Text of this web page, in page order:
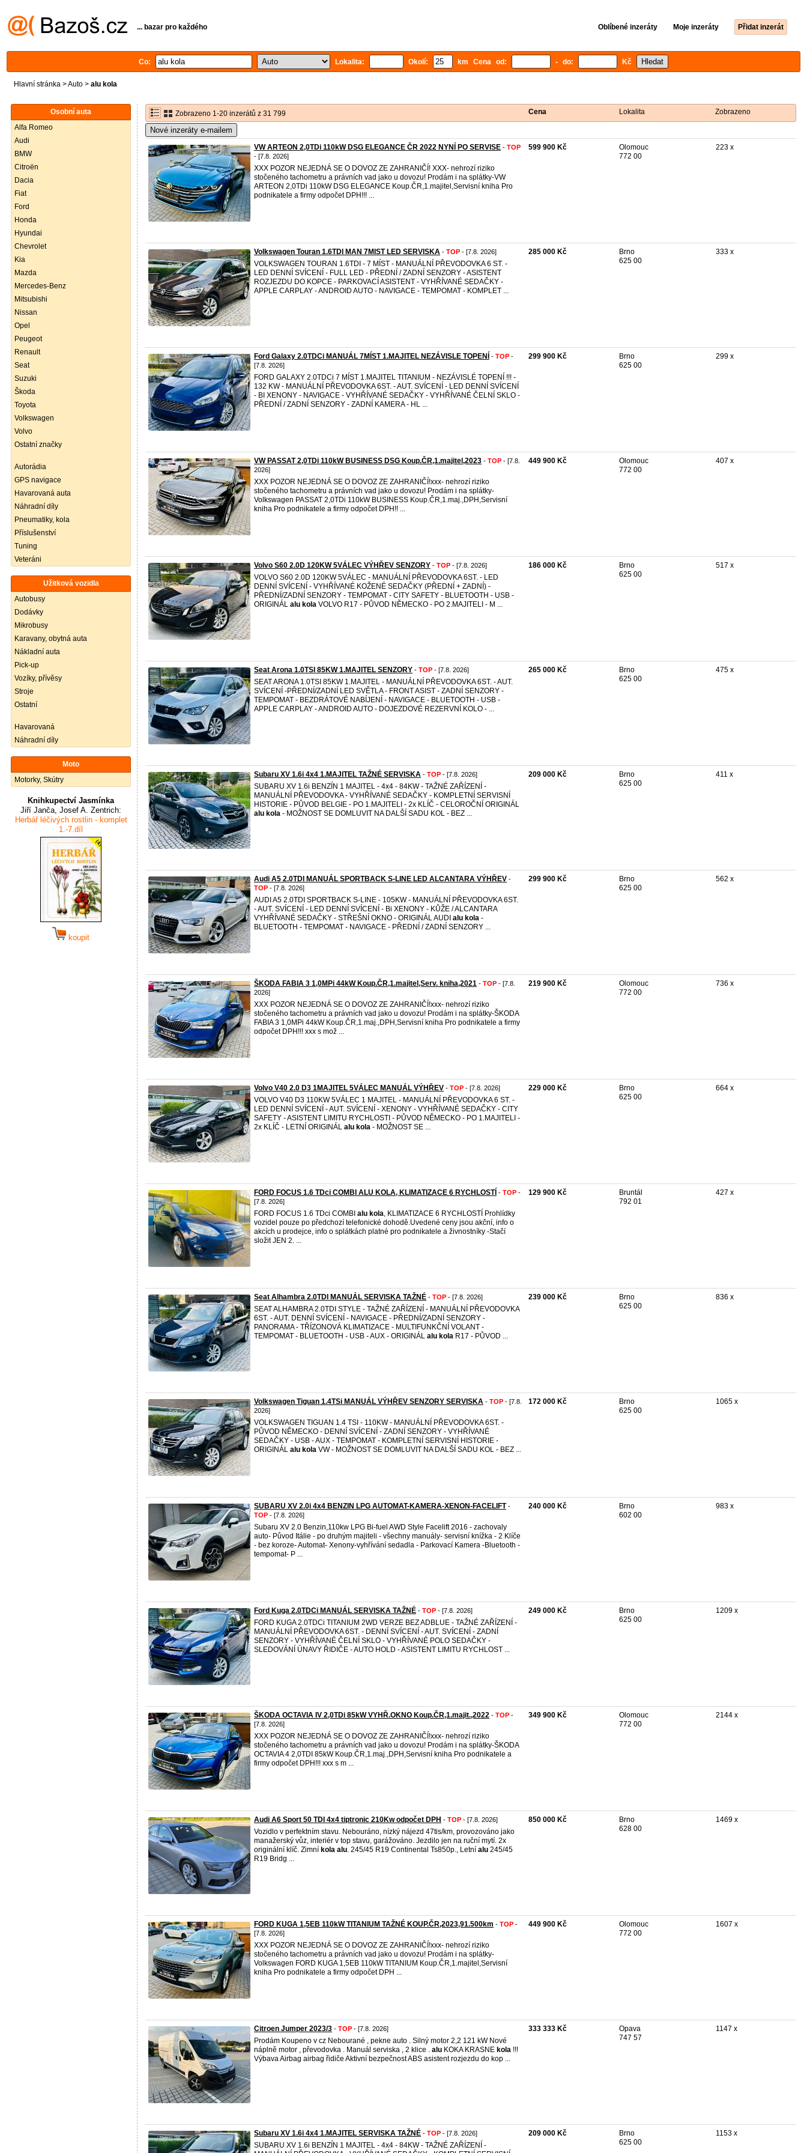
... bazar pro každého Oblíbené inzeráty Moje inzeráty Přidat inzerát
Co: Lokalita: Okolí: km Cena od: - do: Kč
Hlavní stránka >Auto > alu kola
Osobní auta
Alfa Romeo
Audi
BMW
Citroën
Dacia
Fiat
Ford
Honda
Hyundai
Chevrolet
Kia
Mazda
Mercedes-Benz
Mitsubishi
Nissan
Opel
Peugeot
Renault
Seat
Suzuki
Škoda
Toyota
Volkswagen
Volvo
Ostatní značky
Autorádia
GPS navigace
Havarovaná auta
Náhradní díly
Pneumatiky, kola
Příslušenství
Tuning
Veteráni
Užitková vozidla
Autobusy
Dodávky
Mikrobusy
Karavany, obytná auta
Nákladní auta
Pick-up
Vozíky, přívěsy
Stroje
Ostatní
Havarovaná
Náhradní díly
Moto
Motorky, Skútry
Knihkupectví Jasmínka
Jiří Janča, Josef A. Zentrich:
Herbář léčivých rostlin - komplet
1.-7.díl
koupit
Zobrazeno 1-20 inzerátů z 31 799 Cena Lokalita Zobrazeno
Nové inzeráty e-mailem
VW ARTEON 2,0TDi 110kW DSG ELEGANCE ČR 2022 NYNÍ PO SERVISE - TOP
- [7.8. 2026]
XXX POZOR NEJEDNÁ SE O DOVOZ ZE ZAHRANIČÍ! XXX- nehrozí riziko
stočeného tachometru a právních vad jako u dovozu! Prodám i na splátky-VW
ARTEON 2,0TDi 110kW DSG ELEGANCE Koup.ČR,1.majitel,Servisní kniha Pro
podnikatele a firmy odpočet DPH!!! ...
599 900 Kč
Olomouc
772 00
223 x
Volkswagen Touran 1.6TDI MAN 7MIST LED SERVISKA - TOP - [7.8. 2026]
VOLKSWAGEN TOURAN 1.6TDI - 7 MÍST - MANUÁLNÍ PŘEVODOVKA 6 ST. -
LED DENNÍ SVÍCENÍ - FULL LED - PŘEDNÍ / ZADNÍ SENZORY - ASISTENT
ROZJEZDU DO KOPCE - PARKOVACÍ ASISTENT - VYHŘÍVANÉ SEDAČKY -
APPLE CARPLAY - ANDROID AUTO - NAVIGACE - TEMPOMAT - KOMPLET ...
285 000 Kč
Brno
625 00
333 x
Ford Galaxy 2.0TDCi MANUÁL 7MÍST 1.MAJITEL NEZÁVISLE TOPENÍ - TOP -
[7.8. 2026]
FORD GALAXY 2.0TDCi 7 MÍST 1.MAJITEL TITANIUM - NEZÁVISLÉ TOPENÍ !!! -
132 KW - MANUÁLNÍ PŘEVODOVKA 6ST. - AUT. SVÍCENÍ - LED DENNÍ SVÍCENÍ
- BI XENONY - NAVIGACE - VYHŘÍVANÉ SEDAČKY - VYHŘÍVANÉ ČELNÍ SKLO -
PŘEDNÍ / ZADNÍ SENZORY - ZADNÍ KAMERA - HL ...
299 900 Kč
Brno
625 00
299 x
VW PASSAT 2,0TDi 110kW BUSINESS DSG Koup.ČR,1.majitel,2023 - TOP - [7.8.
2026]
XXX POZOR NEJEDNÁ SE O DOVOZ ZE ZAHRANIČÍ!xxx- nehrozí riziko
stočeného tachometru a právních vad jako u dovozu! Prodám i na splátky-
Volkswagen PASSAT 2,0TDi 110kW BUSINESS Koup.ČR,1.maj.,DPH,Servisní
kniha Pro podnikatele a firmy odpočet DPH!! ...
449 900 Kč
Olomouc
772 00
407 x
Volvo S60 2.0D 120KW 5VÁLEC VÝHŘEV SENZORY - TOP - [7.8. 2026]
VOLVO S60 2.0D 120KW 5VÁLEC - MANUÁLNÍ PŘEVODOVKA 6ST. - LED
DENNÍ SVÍCENÍ - VYHŘÍVANÉ KOŽENÉ SEDAČKY (PŘEDNÍ + ZADNÍ) -
PŘEDNÍ/ZADNÍ SENZORY - TEMPOMAT - CITY SAFETY - BLUETOOTH - USB -
ORIGINÁL alu kola VOLVO R17 - PŮVOD NĚMECKO - PO 2.MAJITELI - M ...
186 000 Kč
Brno
625 00
517 x
Seat Arona 1.0TSI 85KW 1.MAJITEL SENZORY - TOP - [7.8. 2026]
SEAT ARONA 1.0TSI 85KW 1.MAJITEL - MANUÁLNÍ PŘEVODOVKA 6ST. - AUT.
SVÍCENÍ -PŘEDNÍ/ZADNÍ LED SVĚTLA - FRONT ASIST - ZADNÍ SENZORY -
TEMPOMAT - BEZDRÁTOVÉ NABÍJENÍ - NAVIGACE - BLUETOOTH - USB -
APPLE CARPLAY - ANDROID AUTO - DOJEZDOVÉ REZERVNÍ KOLO - ...
265 000 Kč
Brno
625 00
475 x
Subaru XV 1.6i 4x4 1.MAJITEL TAŽNÉ SERVISKA - TOP - [7.8. 2026]
SUBARU XV 1.6i BENZÍN 1 MAJITEL - 4x4 - 84KW - TAŽNÉ ZAŘÍZENÍ -
MANUÁLNÍ PŘEVODOVKA - VYHŘÍVANÉ SEDAČKY - KOMPLETNÍ SERVISNÍ
HISTORIE - PŮVOD BELGIE - PO 1.MAJITELI - 2x KLÍČ - CELOROČNÍ ORIGINÁL
alu kola - MOŽNOST SE DOMLUVIT NA DALŠÍ SADU KOL - BEZ ...
209 000 Kč
Brno
625 00
411 x
Audi A5 2.0TDI MANUÁL SPORTBACK S-LINE LED ALCANTARA VÝHŘEV -
TOP - [7.8. 2026]
AUDI A5 2.0TDI SPORTBACK S-LINE - 105KW - MANUÁLNÍ PŘEVODOVKA 6ST.
- AUT. SVÍCENÍ - LED DENNÍ SVÍCENÍ - Bi XENONY - KŮŽE / ALCANTARA
VYHŘÍVANÉ SEDAČKY - STŘEŠNÍ OKNO - ORIGINÁL AUDI alu kola -
BLUETOOTH - TEMPOMAT - NAVIGACE - PŘEDNÍ / ZADNÍ SENZORY ...
299 900 Kč
Brno
625 00
562 x
ŠKODA FABIA 3 1,0MPi 44kW Koup.ČR,1.majitel,Serv. kniha,2021 - TOP - [7.8.
2026]
XXX POZOR NEJEDNÁ SE O DOVOZ ZE ZAHRANIČÍ!xxx- nehrozí riziko
stočeného tachometru a právních vad jako u dovozu! Prodám i na splátky-ŠKODA
FABIA 3 1,0MPi 44kW Koup.ČR,1.maj.,DPH,Servisní kniha Pro podnikatele a firmy
odpočet DPH!!! xxx s mož ...
219 900 Kč
Olomouc
772 00
736 x
Volvo V40 2.0 D3 1MAJITEL 5VÁLEC MANUÁL VÝHŘEV - TOP - [7.8. 2026]
VOLVO V40 D3 110KW 5VÁLEC 1 MAJITEL - MANUÁLNÍ PŘEVODOVKA 6 ST. -
LED DENNÍ SVÍCENÍ - AUT. SVÍCENÍ - XENONY - VYHŘÍVANÉ SEDAČKY - CITY
SAFETY - ASISTENT LIMITU RYCHLOSTI - PŮVOD NĚMECKO - PO 1.MAJITELI -
2x KLÍČ - LETNÍ ORIGINÁL alu kola - MOŽNOST SE ...
229 000 Kč
Brno
625 00
664 x
FORD FOCUS 1.6 TDci COMBI ALU KOLA, KLIMATIZACE 6 RYCHLOSTÍ - TOP -
[7.8. 2026]
FORD FOCUS 1.6 TDci COMBI alu kola, KLIMATIZACE 6 RYCHLOSTÍ Prohlídky
vozidel pouze po předchozí telefonické dohodě.Uvedené ceny jsou akční, info o
akcích u prodejce, info o splátkách platné pro podnikatele a živnostníky -Stačí
složit JEN 2. ...
129 900 Kč
Bruntál
792 01
427 x
Seat Alhambra 2.0TDI MANUÁL SERVISKA TAŽNÉ - TOP - [7.8. 2026]
SEAT ALHAMBRA 2.0TDI STYLE - TAŽNÉ ZAŘÍZENÍ - MANUÁLNÍ PŘEVODOVKA
6ST. - AUT. DENNÍ SVÍCENÍ - NAVIGACE - PŘEDNÍ/ZADNÍ SENZORY -
PANORAMA - TŘÍZONOVÁ KLIMATIZACE - MULTIFUNKČNÍ VOLANT -
TEMPOMAT - BLUETOOTH - USB - AUX - ORIGINÁL alu kola R17 - PŮVOD ...
239 000 Kč
Brno
625 00
836 x
Volkswagen Tiguan 1.4TSi MANUÁL VÝHŘEV SENZORY SERVISKA - TOP - [7.8.
2026]
VOLKSWAGEN TIGUAN 1.4 TSI - 110KW - MANUÁLNÍ PŘEVODOVKA 6ST. -
PŮVOD NĚMECKO - DENNÍ SVÍCENÍ - ZADNÍ SENZORY - VYHŘÍVANÉ
SEDAČKY - USB - AUX - TEMPOMAT - KOMPLETNÍ SERVISNÍ HISTORIE -
ORIGINÁL alu kola VW - MOŽNOST SE DOMLUVIT NA DALŠÍ SADU KOL - BEZ ...
172 000 Kč
Brno
625 00
1065 x
SUBARU XV 2.0i 4x4 BENZIN LPG AUTOMAT-KAMERA-XENON-FACELIFT-
TOP - [7.8. 2026]
Subaru XV 2.0 Benzin,110kw LPG Bi-fuel AWD Style Facelift 2016 - zachovaly
auto- Původ Itálie - po druhým majiteli - všechny manuály- servisní knížka - 2 Klíče
- bez koroze- Automat- Xenony-vyhřívání sedadla - Parkovací Kamera -Bluetooth -
tempomat- P ...
240 000 Kč
Brno
602 00
983 x
Ford Kuga 2.0TDCi MANUÁL SERVISKA TAŽNÉ - TOP - [7.8. 2026]
FORD KUGA 2.0TDCi TITANIUM 2WD VERZE BEZ ADBLUE - TAŽNÉ ZAŘÍZENÍ -
MANUÁLNÍ PŘEVODOVKA 6ST. - DENNÍ SVÍCENÍ - AUT. SVÍCENÍ - ZADNÍ
SENZORY - VYHŘÍVANÉ ČELNÍ SKLO - VYHŘÍVANÉ POLO SEDAČKY -
SLEDOVÁNÍ ÚNAVY ŘIDIČE - AUTO HOLD - ASISTENT LIMITU RYCHLOST ...
249 000 Kč
Brno
625 00
1209 x
ŠKODA OCTAVIA IV 2,0TDi 85kW VYHŘ.OKNO Koup.ČR,1.majit.,2022 - TOP -
[7.8. 2026]
XXX POZOR NEJEDNÁ SE O DOVOZ ZE ZAHRANIČÍ!xxx- nehrozí riziko
stočeného tachometru a právních vad jako u dovozu! Prodám i na splátky-ŠKODA
OCTAVIA 4 2,0TDI 85kW Koup.ČR,1.maj.,DPH,Servisní kniha Pro podnikatele a
firmy odpočet DPH!!! xxx s m ...
349 900 Kč
Olomouc
772 00
2144 x
Audi A6 Sport 50 TDI 4x4 tiptronic 210Kw odpočet DPH - TOP - [7.8. 2026]
Vozidlo v perfektním stavu. Nebouráno, nízký nájezd 47tis/km, provozováno jako
manažerský vůz, interiér v top stavu, garážováno. Jezdilo jen na ruční mytí. 2x
originální klíč. Zimní kola alu. 245/45 R19 Continental Ts850p., Letní alu 245/45
R19 Bridg ...
850 000 Kč
Brno
628 00
1469 x
FORD KUGA 1,5EB 110kW TITANIUM TAŽNÉ KOUP.ČR,2023,91.500km - TOP -
[7.8. 2026]
XXX POZOR NEJEDNÁ SE O DOVOZ ZE ZAHRANIČÍ!xxx- nehrozí riziko
stočeného tachometru a právních vad jako u dovozu! Prodám i na splátky-
Volkswagen FORD KUGA 1,5EB 110kW TITANIUM Koup.ČR,1.majitel,Servisní
kniha Pro podnikatele a firmy odpočet DPH ...
449 900 Kč
Olomouc
772 00
1607 x
Citroen Jumper 2023/3 - TOP - [7.8. 2026]
Prodám Koupeno v cz Nebourané , pekne auto . Silný motor 2,2 121 kW Nové
náplně motor , převodovka . Manuál serviska , 2 klice . alu KOKA KRASNE kola !!!
Výbava Airbag airbag řidiče Aktivní bezpečnost ABS asistent rozjezdu do kop ...
333 333 Kč
Opava
747 57
1147 x
Subaru XV 1.6i 4x4 1.MAJITEL SERVISKA TAŽNÉ - TOP - [7.8. 2026]
SUBARU XV 1.6i BENZÍN 1 MAJITEL - 4x4 - 84KW - TAŽNÉ ZAŘÍZENÍ -
209 000 Kč
Brno
625 00
1153 x